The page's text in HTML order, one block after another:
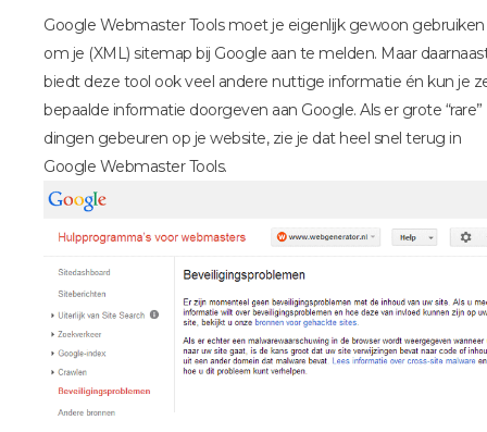
Google Webmaster Tools moet je eigenlijk gewoon gebruiken
om je (XML) sitemap bij Google aan te melden. Maar
biedt deze tool ook veel andere nuttige informatie én kun je
bepaalde informatie doorgeven aan Google. Als er grote “rare”
dingen gebeuren op je website, zie je dat heel snel terug in
Google Webmaster Tools.